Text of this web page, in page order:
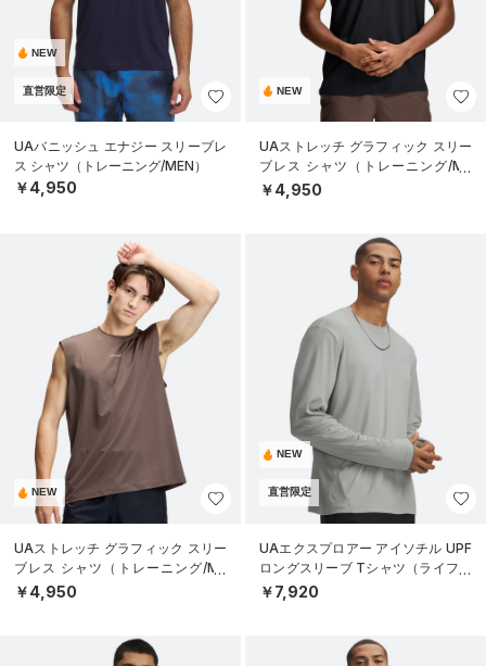
NEW
直営限定
UAバニッシュ エナジー スリーブレ
ス シャツ（トレーニング/MEN）
￥4,950
NEW
UAストレッチ グラフィック スリー
ブレス シャツ（トレーニング/ME
N）
￥4,950
NEW
UAストレッチ グラフィック スリー
ブレス シャツ（トレーニング/ME
N）
￥4,950
NEW
直営限定
UAエクスプロアー アイソチル UPF
ロングスリーブ Tシャツ（ライフス
タイル/MEN）
￥7,920